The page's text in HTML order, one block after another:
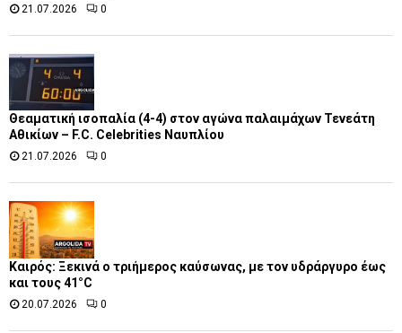
21.07.2026 0
Θεαματική ισοπαλία (4-4) στον αγώνα παλαιμάχων Τενεάτη
Αθικίων – F.C. Celebrities Ναυπλίου
21.07.2026 0
Καιρός: Ξεκινά ο τριήμερος καύσωνας, με τον υδράργυρο έως
και τους 41°C
20.07.2026 0